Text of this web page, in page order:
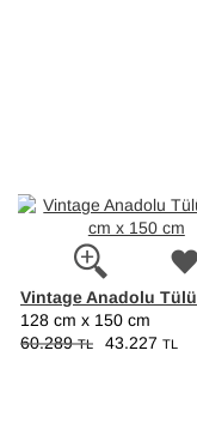
Vintage Anadolu Tülü
128 cm x 150 cm
60.289TL 43.227 TL